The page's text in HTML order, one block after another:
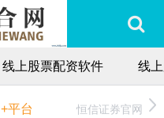
线上股票配资软件 线
+平台 恒信证券官网